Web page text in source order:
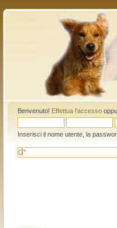
Benvenuto! Effettua l'accesso
Inserisci il nome utente, la